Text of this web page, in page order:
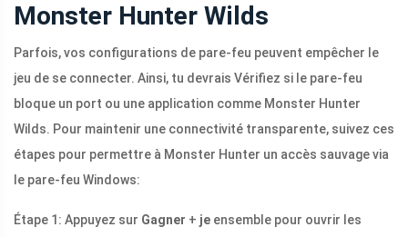
Monster Hunter Wilds
Parfois, vos configurations de pare-feu peuvent empêcher le
jeu de se connecter. Ainsi, tu devrais Vérifiez si le pare-feu
bloque un port ou une application comme Monster Hunter
Wilds. Pour maintenir une connectivité transparente, suivez ces
étapes pour permettre à Monster Hunter un accès sauvage via
le pare-feu Windows:
Étape 1: Appuyez sur Gagner + je ensemble pour ouvrir les